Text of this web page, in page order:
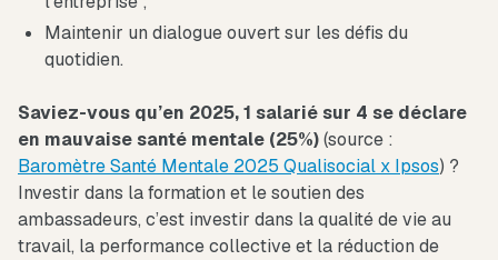
Maintenir un dialogue ouvert sur les défis du
quotidien.
Saviez-vous qu’en 2025, 1 salarié sur 4 se déclare
en mauvaise santé mentale (25%)(source :
Baromètre Santé Mentale 2025 Qualisocial x Ipsos) ?
Investir dans la formation et le soutien des
ambassadeurs, c’est investir dans la qualité de vie au
travail, la performance collective et la réduction de